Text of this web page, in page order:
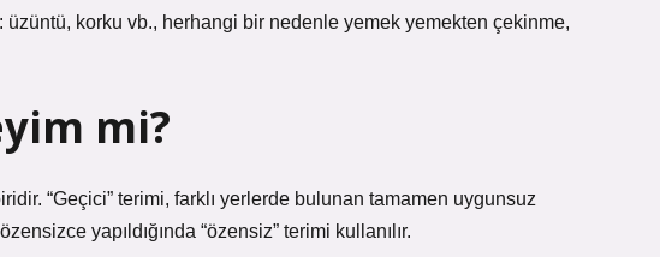
korku vb., herhangi bir nedenle yemek yemekten çekinme,
mi?
“Geçici” terimi, farklı yerlerde bulunan tamamen uygunsuz
yapıldığında “özensiz” terimi kullanılır.